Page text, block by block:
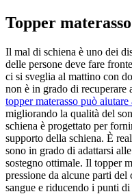
Topper
Il mal di schiena è uno dei
delle persone deve fare
ci si sveglia al mattino con
non è in grado di recuperare
topper materasso può
migliorando la qualità del
schiena è progettato per
supporto della schiena. È
sono in grado di adattarsi
sostegno ottimale. Il topper
pressione da alcune parti
sangue e riducendo i punti